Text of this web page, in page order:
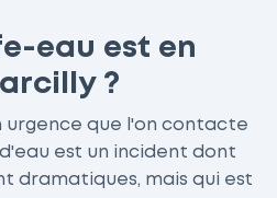
eau est en
?
urgence que l'on contacte
est un incident dont
dramatiques, mais qui est